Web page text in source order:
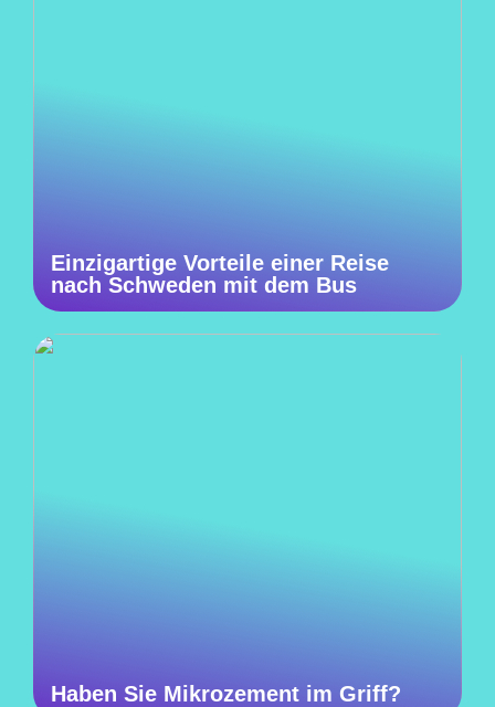
Einzigartige Vorteile einer Reise
nach Schweden mit dem Bus
Haben Sie Mikrozement im Griff?